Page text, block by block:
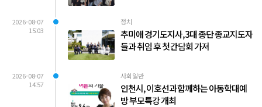
2026-08-07
15:03
정치
추미애 경기도지사, 3대 종단 종교지도자
들과 취임 후 첫 간담회 가져
2026-08-07
14:57
사회일반
인천시, 이호선과 함께하는 아동학대예
방 부모특강 개최